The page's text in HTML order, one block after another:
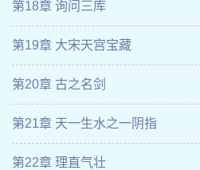
第18章 询问三库
第19章 大宋天宫宝藏
第20章 古之名剑
第21章 天一生水之一阴指
第22章 理直气壮